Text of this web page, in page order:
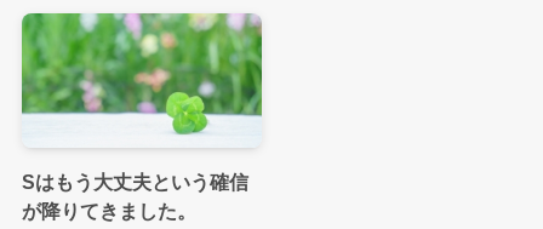
Sはもう大丈夫という確信
が降りてきました。